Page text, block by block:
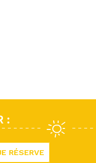
:
RÉSERVE